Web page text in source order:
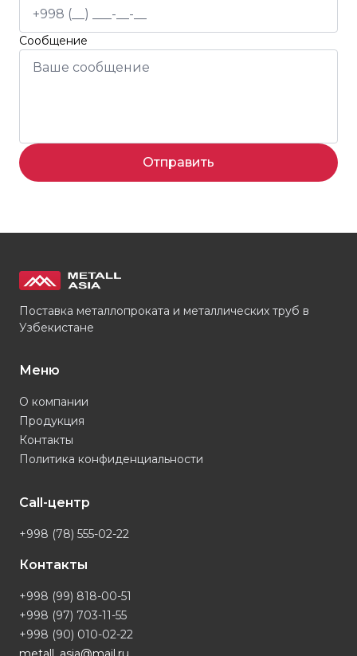
Сообщение
Отправить
Поставка металлопроката и металлических труб в
Узбекистане
Меню
О компании
Продукция
Контакты
Политика конфиденциальности
Call-центр
+998 (78) 555-02-22
Контакты
+998 (99) 818-00-51
+998 (97) 703-11-55
+998 (90) 010-02-22